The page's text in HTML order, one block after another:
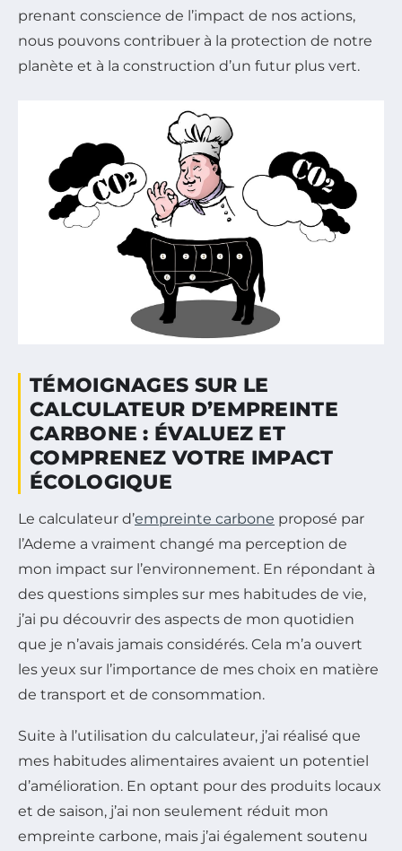
prenant conscience de l’impact de nos actions,
nous pouvons contribuer à la protection de notre
planète et à la construction d’un futur plus vert.
TÉMOIGNAGES SUR LE
CALCULATEUR D’EMPREINTE
CARBONE : ÉVALUEZ ET
COMPRENEZ VOTRE IMPACT
ÉCOLOGIQUE
Le calculateur d’empreinte carbone proposé par
l’Ademe a vraiment changé ma perception de
mon impact sur l’environnement. En répondant à
des questions simples sur mes habitudes de vie,
j’ai pu découvrir des aspects de mon quotidien
que je n’avais jamais considérés. Cela m’a ouvert
les yeux sur l’importance de mes choix en matière
de transport et de consommation.
Suite à l’utilisation du calculateur, j’ai réalisé que
mes habitudes alimentaires avaient un potentiel
d’amélioration. En optant pour des produits locaux
et de saison, j’ai non seulement réduit mon
empreinte carbone, mais j’ai également soutenu